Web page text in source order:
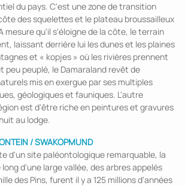
du pays. C'est une zone de transition
des squelettes et le plateau broussailleux
mesure qu'il s'éloigne de la côte, le terrain
laissant derrière lui les dunes et les plaines
et « kopjes » où les rivières prennent
peu peuplé, le Damaraland revêt de
mis en exergue par ses multiples
géologiques et fauniques. L'autre
est d'être riche en peintures et gravures
au lodge.
/ SWAKOPMUND
d'un site paléontologique remarquable, la
d'une large vallée, des arbres appelés
des Pins, furent il y a 125 millions d'années